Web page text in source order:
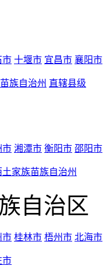
市 十堰市 宜昌市 襄阳市
族自治州 直辖县级
市 湘潭市 衡阳市 邵阳市
土家族苗族自治州
自治区
市 桂林市 梧州市 北海市
市